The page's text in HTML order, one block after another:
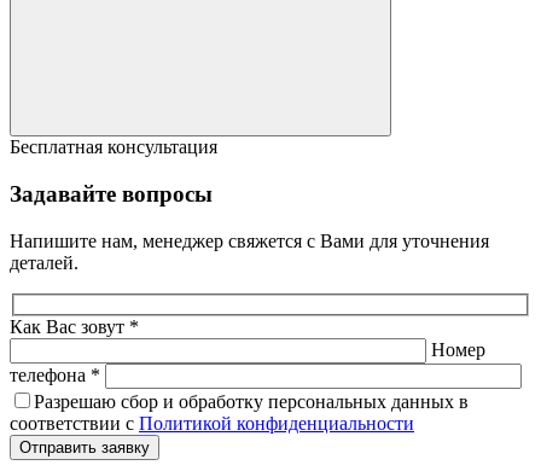
Бесплатная консультация
Задавайте вопросы
Напишите нам, менеджер свяжется с Вами для уточнения
деталей.
Как Вас зовут *
Номер
телефона *
Разрешаю сбор и обработку персональных данных в
соответствии с Политикой конфиденциальности
Отправить заявку